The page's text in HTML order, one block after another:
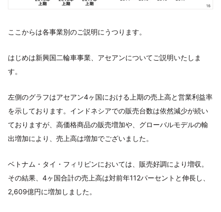
ここからは各事業別のご説明にうつります。
はじめは新興国二輪車事業、アセアンについてご説明いたしま
す。
左側のグラフはアセアン4ヶ国における上期の売上高と営業利益率
を示しております。インドネシアでの販売台数は依然減少が続い
ておりますが、高価格商品の販売増加や、グローバルモデルの輸
出増加により、売上高は増加でございました。
ベトナム・タイ・フィリピンにおいては、販売好調により増収。
その結果、4ヶ国合計の売上高は対前年112パーセントと伸長し、
2,609億円に増加しました。